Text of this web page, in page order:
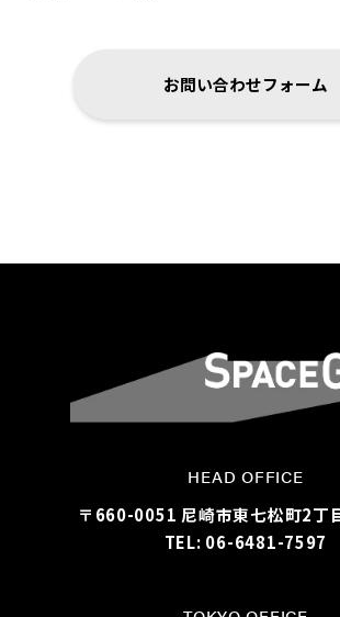
お問い合わせフォーム
HEAD OFFICE
〒660-0051 尼崎市東七松町2丁
TEL: 06-6481-7597